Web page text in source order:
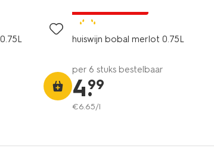
huiswijn bobal merlot 0.75L
per 6 stuks bestelbaar
4.
99
€6.65/l